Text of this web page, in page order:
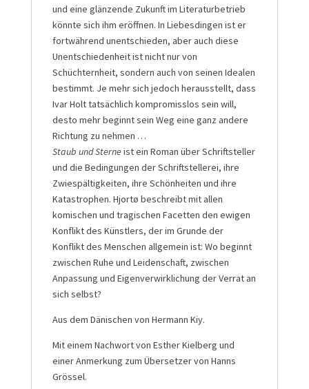
und eine glänzende Zukunft im Literaturbetrieb
könnte sich ihm eröffnen. In Liebesdingen ist er
fortwährend unentschieden, aber auch diese
Unentschiedenheit ist nicht nur von
Schüchternheit, sondern auch von seinen Idealen
bestimmt. Je mehr sich jedoch herausstellt, dass
Ivar Holt tatsächlich kompromisslos sein will,
desto mehr beginnt sein Weg eine ganz andere
Richtung zu nehmen …
Staub und Sterneist ein Roman über Schriftsteller
und die Bedingungen der Schriftstellerei, ihre
Zwiespältigkeiten, ihre Schönheiten und ihre
Katastrophen. Hjortø beschreibt mit allen
komischen und tragischen Facetten den ewigen
Konflikt des Künstlers, der im Grunde der
Konflikt des Menschen allgemein ist: Wo beginnt
zwischen Ruhe und Leidenschaft, zwischen
Anpassung und Eigenverwirklichung der Verrat an
sich selbst?
Aus dem Dänischen von Hermann Kiy.
Mit einem Nachwort von Esther Kielberg und
einer Anmerkung zum Übersetzer von Hanns
Grössel.